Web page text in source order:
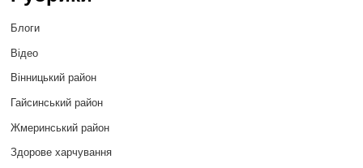
Блоги
Відео
Вінницький район
Гайсинський район
Жмеринський район
Здорове харчування